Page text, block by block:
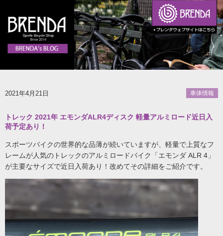
2021年4月21日 車体情報
トレック 2021年 エモンダALR4ディスク 軽量アルミロード近日入
荷予定あり！
スポーツバイクの世界的な品薄が続いていますが、軽量で上質なフ
レームが人気のトレックのアルミロードバイク「エモンダ ALR 4」
が主要なサイズで近日入荷あり！改めてその詳細をご紹介です。